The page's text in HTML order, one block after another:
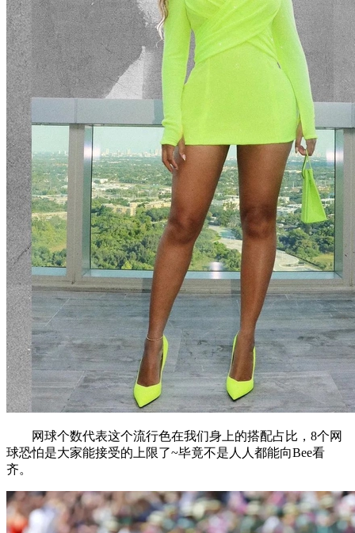
网球个数代表这个流行色在我们身上的搭配占比，8个网
球恐怕是大家能接受的上限了~毕竟不是人人都能向Bee看
齐。